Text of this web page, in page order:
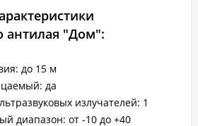
антилая "Дом":
до 15 м
да
излучателей: 1
диапазон: от -10 до +40